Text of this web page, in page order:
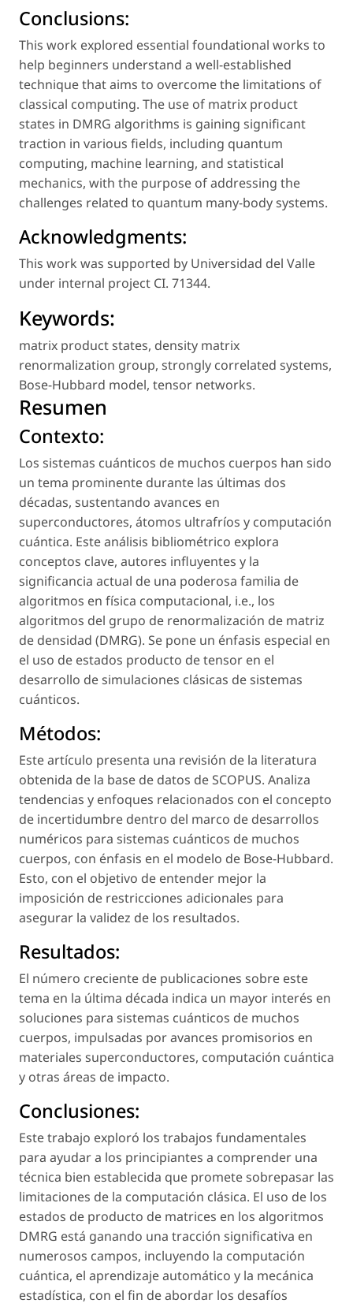
Conclusions:
This work explored essential foundational works to
help beginners understand a well-established
technique that aims to overcome the limitations of
classical computing. The use of matrix product
states in DMRG algorithms is gaining significant
traction in various fields, including quantum
computing, machine learning, and statistical
mechanics, with the purpose of addressing the
challenges related to quantum many-body systems.
Acknowledgments:
This work was supported by Universidad del Valle
under internal project CI. 71344.
Keywords:
matrix product states, density matrix
renormalization group, strongly correlated systems,
Bose-Hubbard model, tensor networks.
Resumen
Contexto:
Los sistemas cuánticos de muchos cuerpos han sido
un tema prominente durante las últimas dos
décadas, sustentando avances en
superconductores, átomos ultrafríos y computación
cuántica. Este análisis bibliométrico explora
conceptos clave, autores influyentes y la
significancia actual de una poderosa familia de
algoritmos en física computacional, i.e., los
algoritmos del grupo de renormalización de matriz
de densidad (DMRG). Se pone un énfasis especial en
el uso de estados producto de tensor en el
desarrollo de simulaciones clásicas de sistemas
cuánticos.
Métodos:
Este artículo presenta una revisión de la literatura
obtenida de la base de datos de SCOPUS. Analiza
tendencias y enfoques relacionados con el concepto
de incertidumbre dentro del marco de desarrollos
numéricos para sistemas cuánticos de muchos
cuerpos, con énfasis en el modelo de Bose-Hubbard.
Esto, con el objetivo de entender mejor la
imposición de restricciones adicionales para
asegurar la validez de los resultados.
Resultados:
El número creciente de publicaciones sobre este
tema en la última década indica un mayor interés en
soluciones para sistemas cuánticos de muchos
cuerpos, impulsadas por avances promisorios en
materiales superconductores, computación cuántica
y otras áreas de impacto.
Conclusiones:
Este trabajo exploró los trabajos fundamentales
para ayudar a los principiantes a comprender una
técnica bien establecida que promete sobrepasar las
limitaciones de la computación clásica. El uso de los
estados de producto de matrices en los algoritmos
DMRG está ganando una tracción significativa en
numerosos campos, incluyendo la computación
cuántica, el aprendizaje automático y la mecánica
estadística, con el fin de abordar los desafíos